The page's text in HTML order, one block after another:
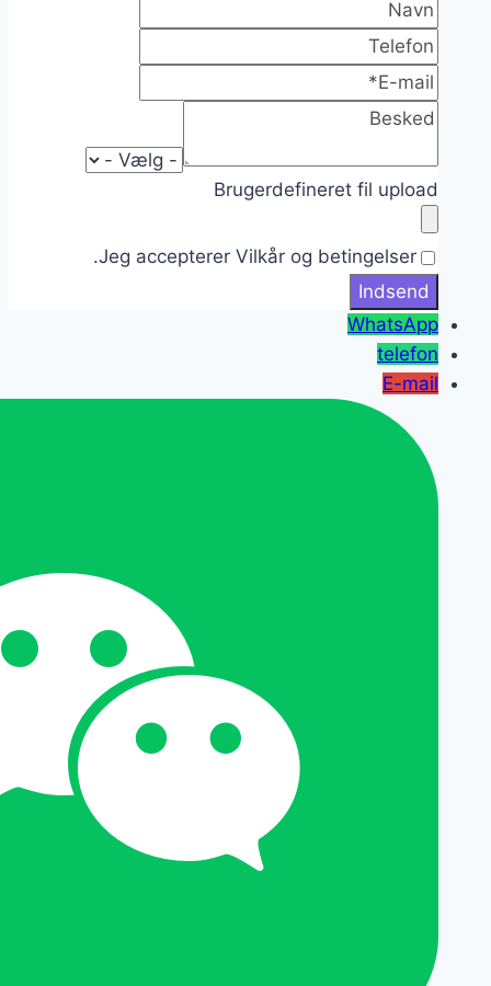
Brugerdefineret fil upload
Jeg accepterer Vilkår og betingelser.
WhatsApp
telefon
E-mail